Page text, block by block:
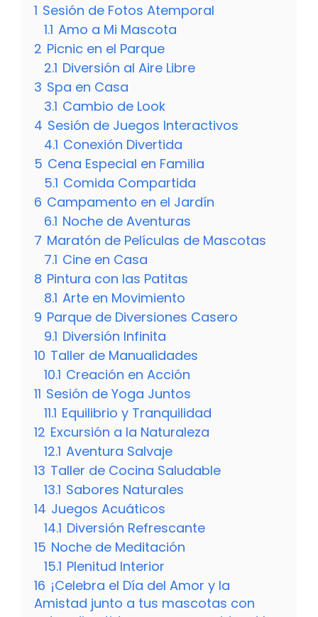
1 Sesión de Fotos Atemporal
1.1 Amo a Mi Mascota
2 Picnic en el Parque
2.1 Diversión al Aire Libre
3 Spa en Casa
3.1 Cambio de Look
4 Sesión de Juegos Interactivos
4.1 Conexión Divertida
5 Cena Especial en Familia
5.1 Comida Compartida
6 Campamento en el Jardín
6.1 Noche de Aventuras
7 Maratón de Películas de Mascotas
7.1 Cine en Casa
8 Pintura con las Patitas
8.1 Arte en Movimiento
9 Parque de Diversiones Casero
9.1 Diversión Infinita
10 Taller de Manualidades
10.1 Creación en Acción
11 Sesión de Yoga Juntos
11.1 Equilibrio y Tranquilidad
12 Excursión a la Naturaleza
12.1 Aventura Salvaje
13 Taller de Cocina Saludable
13.1 Sabores Naturales
14 Juegos Acuáticos
14.1 Diversión Refrescante
15 Noche de Meditación
15.1 Plenitud Interior
16 ¡Celebra el Día del Amor y la
Amistad junto a tus mascotas con